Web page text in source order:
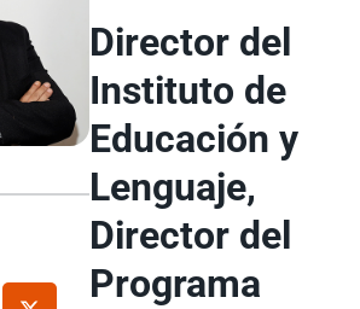
Director del
Instituto de
Educación y
Lenguaje,
Director del
Programa